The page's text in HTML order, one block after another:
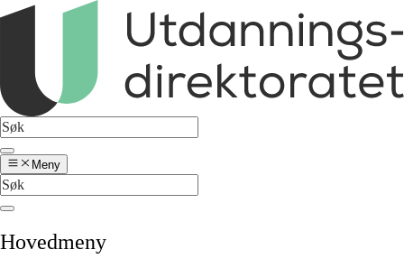
Meny
Hovedmeny